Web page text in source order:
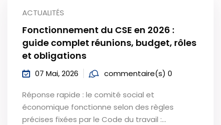
ACTUALITÉS
Fonctionnement du CSE en 2026 :
guide complet réunions, budget, rôles
et obligations
07 Mai, 2026 commentaire(s) 0
Réponse rapide : le comité social et
économique fonctionne selon des règles
précises fixées par le Code du travail :…